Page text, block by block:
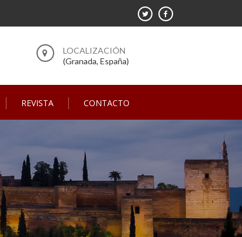
(Granada, España)
REVISTA CONTACTO